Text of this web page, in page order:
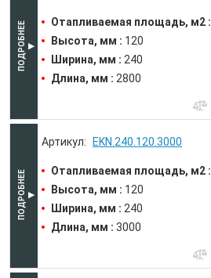
Отапливаемая площадь, м2 :
Высота, мм : 120
Ширина, мм : 240
Длина, мм : 2800
EKN.240.120.3000
Отапливаемая площадь, м2 :
Высота, мм : 120
Ширина, мм : 240
Длина, мм : 3000